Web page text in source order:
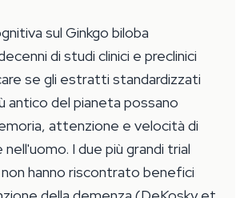
sul Ginkgo biloba
di studi clinici e preclinici
se gli estratti standardizzati
antico del pianeta possano
attenzione e velocità di
I due più grandi trial
hanno riscontrato benefici